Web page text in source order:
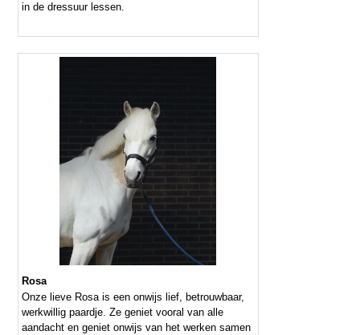
in de dressuur lessen.
Rosa
Onze lieve Rosa is een onwijs lief, betrouwbaar,
werkwillig paardje. Ze geniet vooral van alle
aandacht en geniet onwijs van het werken samen